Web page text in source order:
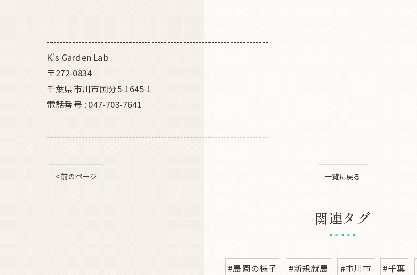
----------------------------------------------------------------------
K's Garden Lab
〒272-0834
千葉県市川市国分5-1645-1
電話番号 : 047-703-7641
----------------------------------------------------------------------
< 前のページ 一覧に戻る
関連タグ
#農園の様子 #新規就農 #市川市 #千葉